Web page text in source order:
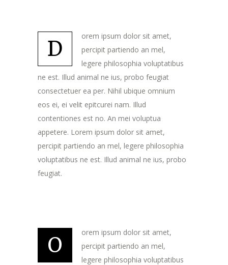
D
orem ipsum dolor sit amet,
percipit partiendo an mel,
legere philosophia voluptatibus
ne est. Illud animal ne ius, probo feugiat
consectetuer ea per. Nihil ubique omnium
eos ei, ei velit epitcurei nam. Illud
contentiones est no. An mei voluptua
appetere. Lorem ipsum dolor sit amet,
percipit partiendo an mel, legere philosophia
voluptatibus ne est. Illud animal ne ius, probo
feugiat.
O
orem ipsum dolor sit amet,
percipit partiendo an mel,
legere philosophia voluptatibus